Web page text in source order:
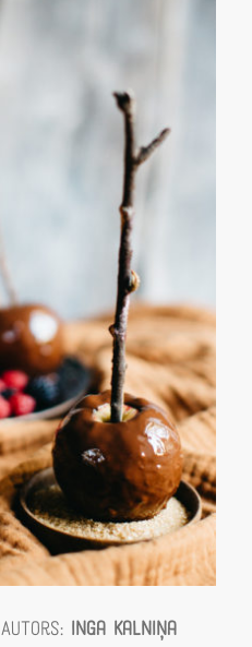
Autors: Inga Kalniņa